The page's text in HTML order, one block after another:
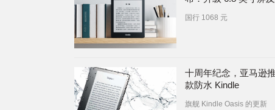
国行 1068 元
十周年纪念，亚马逊
款防水 Kindle
旗舰 Kindle Oasis 的更新